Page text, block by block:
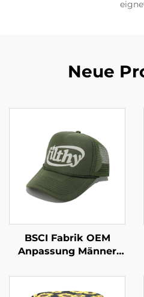
Neue
BSCI Fabrik OEM
Anpassung Männer
Rundkrempe
Baumwollkappen,